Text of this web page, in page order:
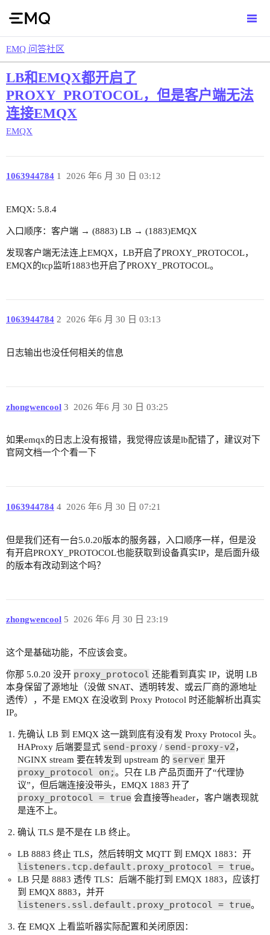
EMQ 问答社区
LB和EMQX都开启了
PROXY_PROTOCOL，但是客户端无法
连接EMQX
EMQX
1063944784 2026 年6 月 30 日 03:12
1
EMQX: 5.8.4
入口顺序：客户端 → (8883) LB → (1883)EMQX
发现客户端无法连上EMQX，LB开启了PROXY_PROTOCOL，
EMQX的tcp监听1883也开启了PROXY_PROTOCOL。
1063944784 2026 年6 月 30 日 03:13
2
日志输出也没任何相关的信息
zhongwencool 2026 年6 月 30 日 03:25
3
如果emqx的日志上没有报错，我觉得应该是lb配错了，建议对下
官网文档一个个看一下
1063944784 2026 年6 月 30 日 07:21
4
但是我们还有一台5.0.20版本的服务器，入口顺序一样，但是没
有开启PROXY_PROTOCOL也能获取到设备真实IP，是后面升级
的版本有改动到这个吗？
zhongwencool 2026 年6 月 30 日 23:19
5
这个是基础功能，不应该会变。
你那 5.0.20 没开 proxy_protocol 还能看到真实 IP，说明 LB
本身保留了源地址（没做 SNAT、透明转发、或云厂商的源地址
透传），不是 EMQX 在没收到 Proxy Protocol 时还能解析出真实
IP。
先确认 LB 到 EMQX 这一跳到底有没有发 Proxy Protocol 头。
HAProxy 后端要显式 send-proxy/ send-proxy-v2，
NGINX stream 要在转发到 upstream 的 server里开
proxy_protocol on;。只在 LB 产品页面开了“代理协
议”，但后端连接没带头，EMQX 1883 开了
proxy_protocol = true 会直接等header，客户端表现就
是连不上。
确认 TLS 是不是在 LB 终止。
LB 8883 终止 TLS，然后转明文 MQTT 到 EMQX 1883：开
listeners.tcp.default.proxy_protocol = true。
LB 只是 8883 透传 TLS：后端不能打到 EMQX 1883，应该打
到 EMQX 8883，并开
listeners.ssl.default.proxy_protocol = true。
在 EMQX 上看监听器实际配置和关闭原因：